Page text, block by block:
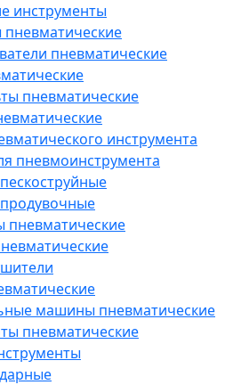
инструменты
пневматические
пневматические
пневматические
инструмента
пневмоинструмента
пневматические
машины пневматические
пневматические